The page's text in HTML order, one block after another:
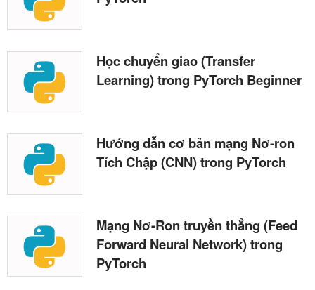
Học chuyển giao (Transfer
Learning) trong PyTorch Beginner
Hướng dẫn cơ bản mạng Nơ-ron
Tích Chập (CNN) trong PyTorch
Mạng Nơ-Ron truyền thẳng (Feed
Forward Neural Network) trong
PyTorch